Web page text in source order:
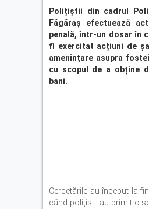
Polițiștii din cadrul
Făgăraș efectuează
penală, într-un dosar în
fi exercitat acțiuni de
amenințare asupra
cu scopul de a obține
bani.
Cercetările au început la
cănd polițiștii au primit o